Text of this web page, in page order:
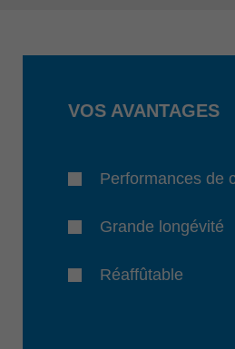
VOS AVANTAGES
Performances de
Grande longévité
Réaffûtable